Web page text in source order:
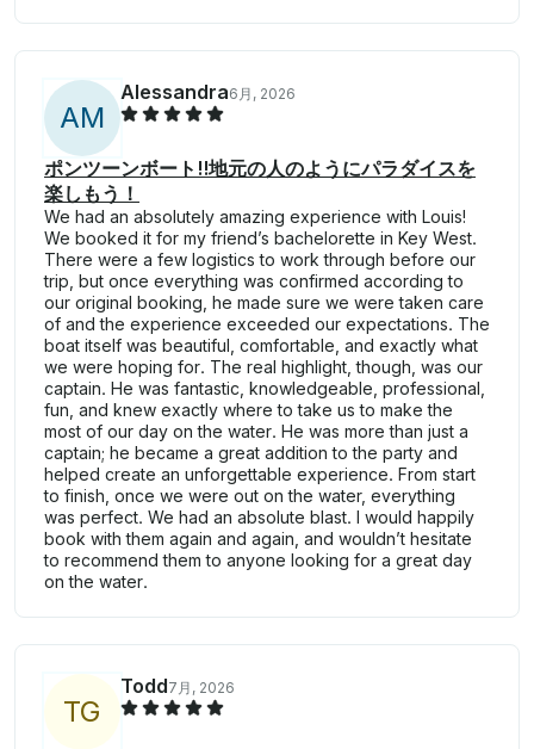
AM
Alessandra6月, 2026
ポンツーンボート!!地元の人のようにパラダイスを
楽しもう！
We had an absolutely amazing experience with Louis!
We booked it for my friend’s bachelorette in Key West.
There were a few logistics to work through before our
trip, but once everything was confirmed according to
our original booking, he made sure we were taken care
of and the experience exceeded our expectations. The
boat itself was beautiful, comfortable, and exactly what
we were hoping for. The real highlight, though, was our
captain. He was fantastic, knowledgeable, professional,
fun, and knew exactly where to take us to make the
most of our day on the water. He was more than just a
captain; he became a great addition to the party and
helped create an unforgettable experience. From start
to finish, once we were out on the water, everything
was perfect. We had an absolute blast. I would happily
book with them again and again, and wouldn’t hesitate
to recommend them to anyone looking for a great day
on the water.
TG
Todd7月, 2026